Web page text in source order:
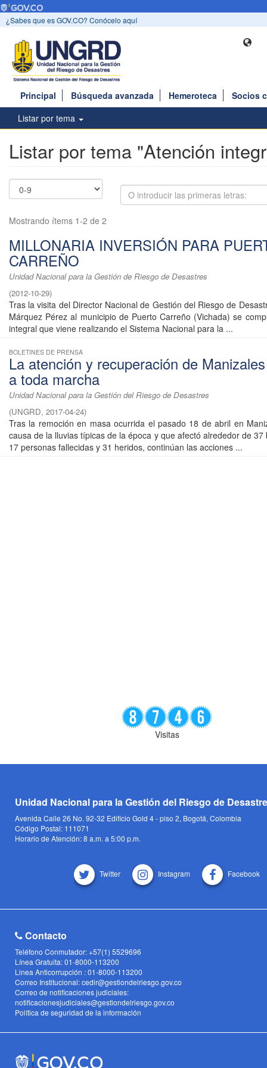
¿Sabes que es GOV.CO? Conócelo aquí
Principal Búsqueda avanzada Hemeroteca
Socios
Listar por tema
Listar por tema "Atención
Mostrando ítems 1-2 de 2
MILLONARIA INVERSIÓN PARA
CARREÑO
Unidad Nacional para la Gestión de Riesgo de Desastres
(2012-10-29)
Tras la visita del Director Nacional de Gestión del Riesgo de
Márquez Pérez al municipio de Puerto Carreño (Vichada) se
integral que viene realizando el Sistema Nacional para la ...
BOLETINES DE PRENSA
La atención y recuperación de
a toda marcha
Unidad Nacional para la Gestión del Riesgo de Desastres
(UNGRD, 2017-04-24)
Tras la remoción en masa ocurrida el pasado 18 de abril en
causa de la lluvias típicas de la época y que afectó alrededor de 37
17 personas fallecidas y 31 heridos, continúan las acciones ...
Visitas
Unidad Nacional para la Gestión del Riesgo de
Avenida Calle 26 No. 92-32 Edificio Gold 4 - piso 2, Bogotá, Colombia
Código Postal: 111071
Horario de Atención: 8 a.m. a 5:00 p.m.
Twitter Instagram Facebook
Contacto
Teléfono Conmutador: +57(1) 5529696
Línea Gratuita: 01-8000-113200
Linea Anticorrupción : 01-8000-113200
Correo Institucional: cedir@gestiondelriesgo.gov.co
Correo de notificaciones judiciales:
notificacionesjudiciales@gestiondelriesgo.gov.co
Política de seguridad de la información